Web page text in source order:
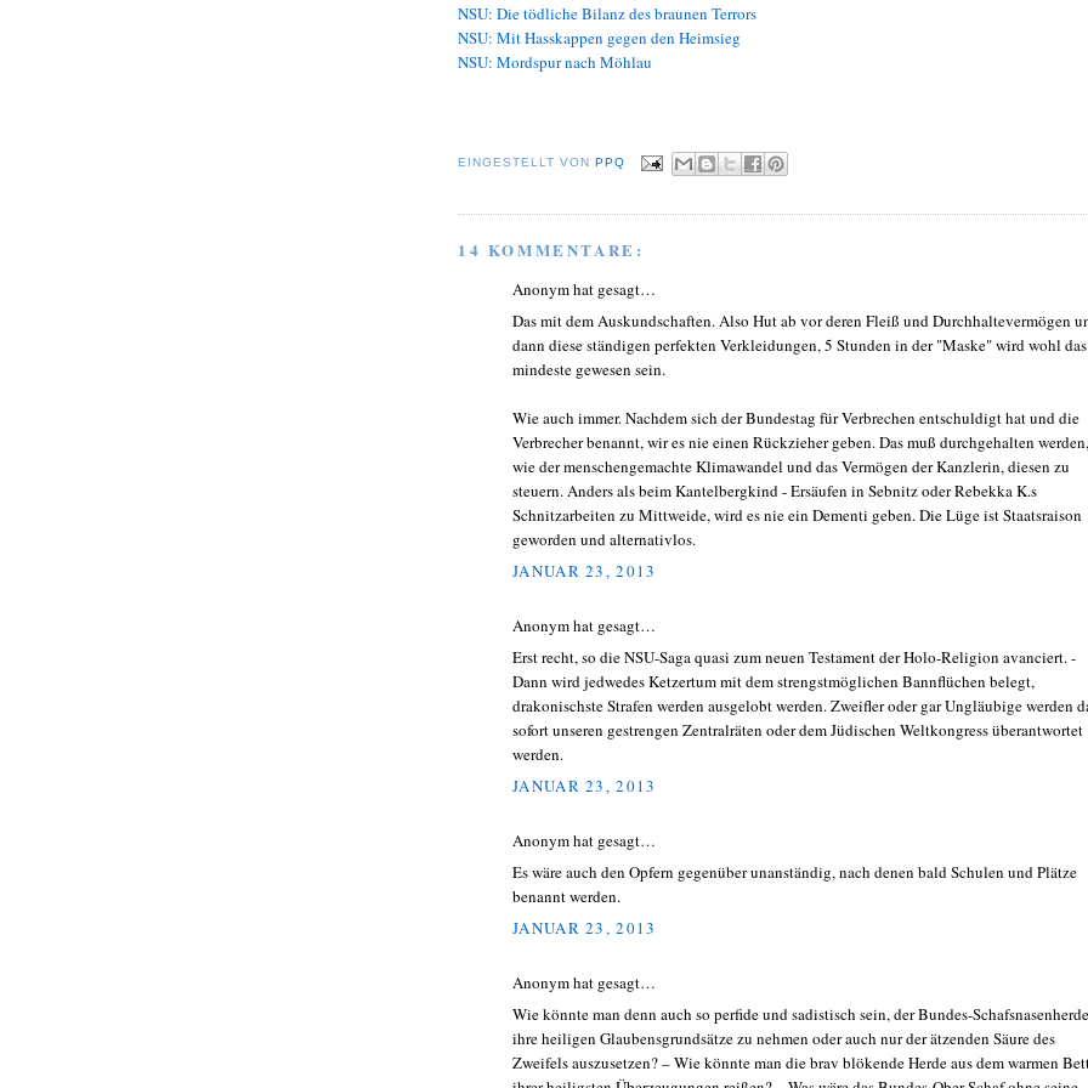
NSU: Die tödliche Bilanz des braunen Terrors
NSU: Mit Hasskappen gegen den Heimsieg
NSU: Mordspur nach Möhlau
EINGESTELLT VON PPQ
14 KOMMENTARE:
Anonym hat gesagt…
Das mit dem Auskundschaften. Also Hut ab vor deren Fleiß und Durchhaltevermögen
dann diese ständigen perfekten Verkleidungen, 5 Stunden in der "Maske" wird wohl das
mindeste gewesen sein.
Wie auch immer. Nachdem sich der Bundestag für Verbrechen entschuldigt hat und die
Verbrecher benannt, wir es nie einen Rückzieher geben. Das muß durchgehalten werden,
wie der menschengemachte Klimawandel und das Vermögen der Kanzlerin, diesen zu
steuern. Anders als beim Kantelbergkind - Ersäufen in Sebnitz oder Rebekka K.s
Schnitzarbeiten zu Mittweide, wird es nie ein Dementi geben. Die Lüge ist Staatsraison
geworden und alternativlos.
JANUAR 23, 2013
Anonym hat gesagt…
Erst recht, so die NSU-Saga quasi zum neuen Testament der Holo-Religion avanciert. -
Dann wird jedwedes Ketzertum mit dem strengstmöglichen Bannflüchen belegt,
drakonischste Strafen werden ausgelobt werden. Zweifler oder gar Ungläubige werden
sofort unseren gestrengen Zentralräten oder dem Jüdischen Weltkongress überantwortet
werden.
JANUAR 23, 2013
Anonym hat gesagt…
Es wäre auch den Opfern gegenüber unanständig, nach denen bald Schulen und Plätze
benannt werden.
JANUAR 23, 2013
Anonym hat gesagt…
Wie könnte man denn auch so perfide und sadistisch sein, der Bundes-Schafsnasenherde
ihre heiligen Glaubensgrundsätze zu nehmen oder auch nur der ätzenden Säure des
Zweifels auszusetzen? – Wie könnte man die brav blökende Herde aus dem warmen